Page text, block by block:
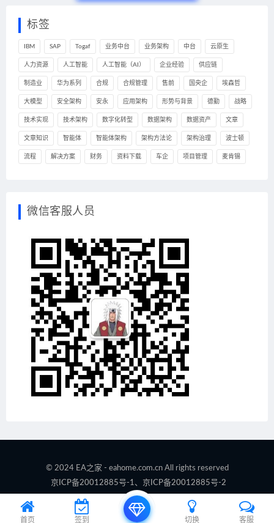
标签
IBM SAP Togaf 业务中台 业务架构 中台 云原生
人力资源 人工智能 人工智能（AI） 企业经验 供应链
制造业 华为系列 合规 合规管理 售前 国央企 埃森哲
大模型 安全架构 安永 应用架构 形势与背景 德勤 战略
技术实现 技术架构 数字化转型 数据架构 数据资产 文章
文章知识 智能体 智能体架构 架构方法论 架构治理 波士顿
流程 解决方案 财务 资料下载 车企 项目管理 麦肯锡
微信客服人员
© 2024 EA之家 - eahome.com.cn All rights reserved
京ICP备20012885号-1、京ICP备20012885号-2
首页 签到 切换 客服